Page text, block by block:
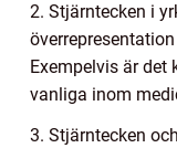
2. Stjärntecken i
Exempelvis är det
vanliga inom
3. Stjärntecken